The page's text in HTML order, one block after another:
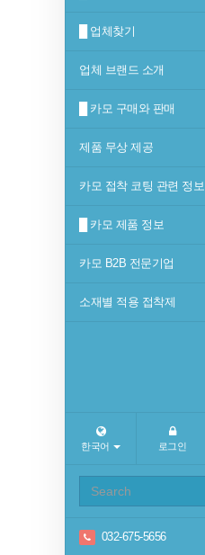
█ 업체찾기
업체 브랜드 소개
█ 카모 구매와 판매
제품 무상 제공
카모 접착 코팅 관련 정보
█ 카모 제품 정보
카모 B2B 전문기업
소재별 적용 접착제
한국어 로그인
032-675-5656